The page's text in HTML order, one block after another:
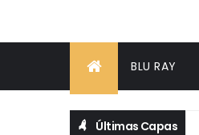
BLU RAY
Últimas Capas